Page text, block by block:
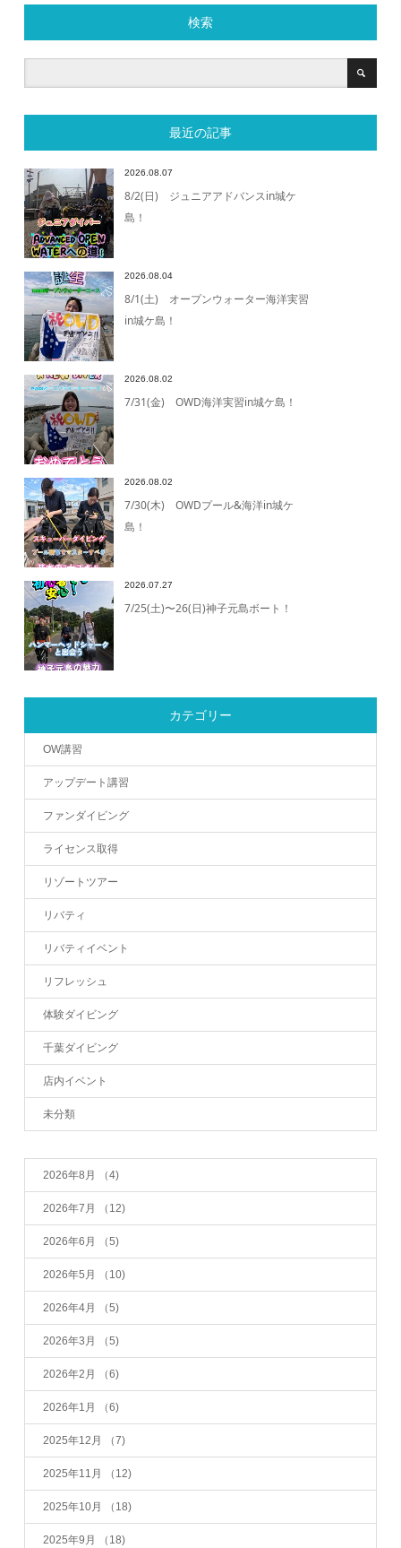
検索
最近の記事
2026.08.07
8/2(日) ジュニアアドバンスin城ケ
島！
2026.08.04
8/1(土) オープンウォーター海洋実習
in城ケ島！
2026.08.02
7/31(金) OWD海洋実習in城ケ島！
2026.08.02
7/30(木) OWDプール&海洋in城ケ
島！
2026.07.27
7/25(土)〜26(日)神子元島ボート！
カテゴリー
OW講習
アップデート講習
ファンダイビング
ライセンス取得
リゾートツアー
リバティ
リバティイベント
リフレッシュ
体験ダイビング
千葉ダイビング
店内イベント
未分類
2026年8月 （4)
2026年7月 （12)
2026年6月 （5)
2026年5月 （10)
2026年4月 （5)
2026年3月 （5)
2026年2月 （6)
2026年1月 （6)
2025年12月 （7)
2025年11月 （12)
2025年10月 （18)
2025年9月 （18)